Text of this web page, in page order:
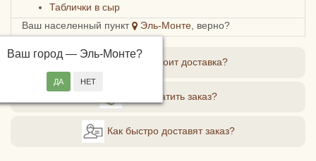
Таблички в сыр
Ваш населенный пункт
Эль-Монте , верно?
Ваш город — Эль-Монте?
Сколько стоит доставка?
Как оплатить заказ?
Как быстро доставят заказ?